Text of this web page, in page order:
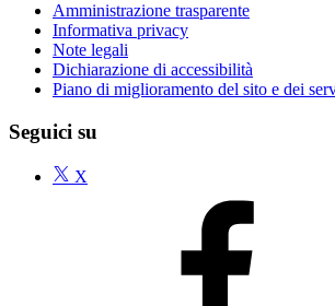
Amministrazione trasparente
Informativa privacy
Note legali
Dichiarazione di accessibilità
Piano di miglioramento del sito e dei
Seguici su
X